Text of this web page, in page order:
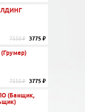
7550 ₽ 3775 ₽
7550 ₽ 3775 ₽
(Банщик,